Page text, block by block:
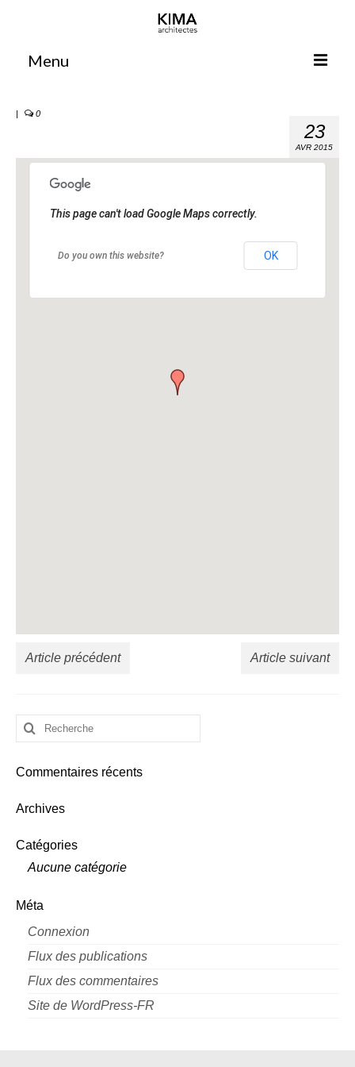
Menu
Projets
Votre projet
Espace clients
Espace collaborateurs
23
AVR 2015
| 0
This page can't load Google Maps correctly.
Do you own this website? OK
Article précédent Article suivant
Rechercher
:
Commentaires récents
Archives
Catégories
Aucune catégorie
Méta
Connexion
Flux des publications
Flux des commentaires
Site de WordPress-FR